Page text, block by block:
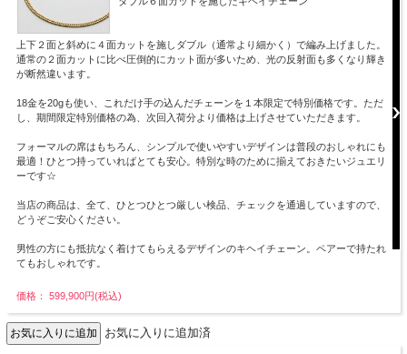
上下２面と斜めに４面カットを施しダブル（通常より細かく）で編み上げました。
通常の２面カットに比べ圧倒的にカット面が多いため、光の反射面も多くなり輝き
が断然違います。
18金を20gも使い、これだけ手の込んだチェーンを１本限定で特別価格です。ただ
し、期間限定特別価格の為、次回入荷分より価格は上げさせていただきます。
フォーマルの席はもちろん、シンプルで使いやすいデザインは普段のおしゃれにも
最適！ひとつ持っていればとても安心。特別な時のために揃えておきたいジュエリ
ーです☆
当店の商品は、全て、ひとつひとつ厳しい検品、チェックを通過していますので、
どうぞご安心ください。
男性の方にも抵抗なく着けてもらえるデザインのキヘイチェーン。ペアーで持たれ
てもおしゃれです。
価格： 599,900円(税込)
お気に入りに追加済